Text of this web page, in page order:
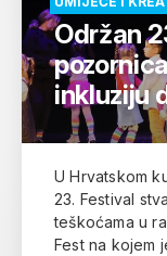
Održan
inkluziju
U Hrvatskom
23. Festival
teškoćama u
Fest na kojem